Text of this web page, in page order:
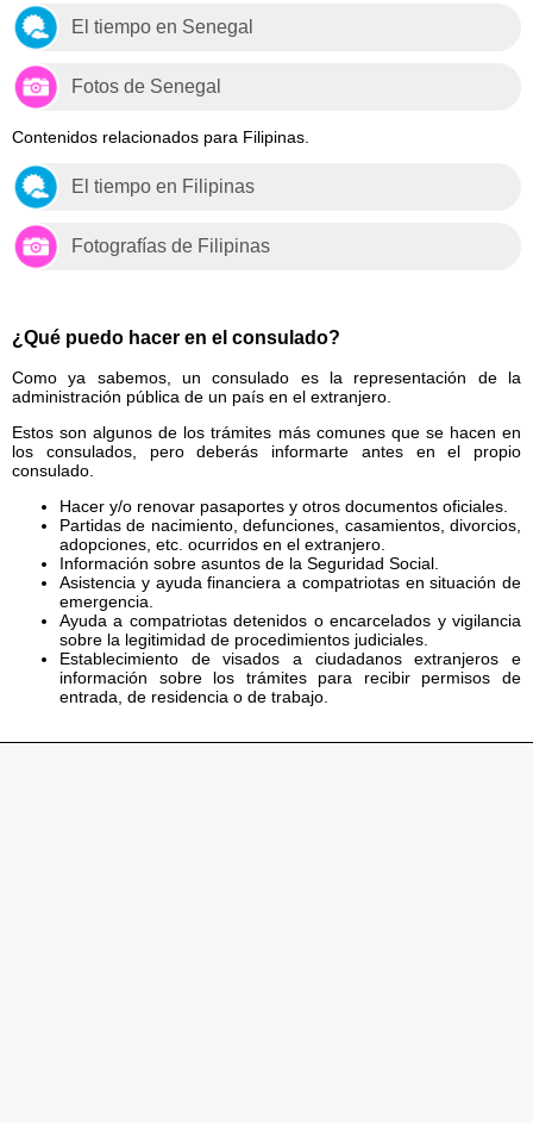
El tiempo en Senegal
Fotos de Senegal
Contenidos relacionados para Filipinas.
El tiempo en Filipinas
Fotografías de Filipinas
¿Qué puedo hacer en el consulado?
Como ya sabemos, un consulado es la representación de la
administración pública de un país en el extranjero.
Estos son algunos de los trámites más comunes que se hacen en
los consulados, pero deberás informarte antes en el propio
consulado.
Hacer y/o renovar pasaportes y otros documentos oficiales.
Partidas de nacimiento, defunciones, casamientos, divorcios,
adopciones, etc. ocurridos en el extranjero.
Información sobre asuntos de la Seguridad Social.
Asistencia y ayuda financiera a compatriotas en situación de
emergencia.
Ayuda a compatriotas detenidos o encarcelados y vigilancia
sobre la legitimidad de procedimientos judiciales.
Establecimiento de visados a ciudadanos extranjeros e
información sobre los trámites para recibir permisos de
entrada, de residencia o de trabajo.